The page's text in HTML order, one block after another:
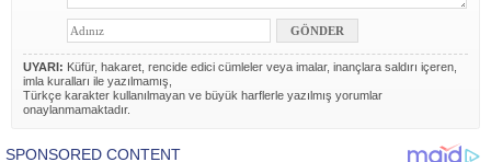
UYARI: Küfür, hakaret, rencide edici cümleler veya imalar, inançlara saldırı içeren,
imla kuralları ile yazılmamış,
Türkçe karakter kullanılmayan ve büyük harflerle yazılmış yorumlar
onaylanmamaktadır.